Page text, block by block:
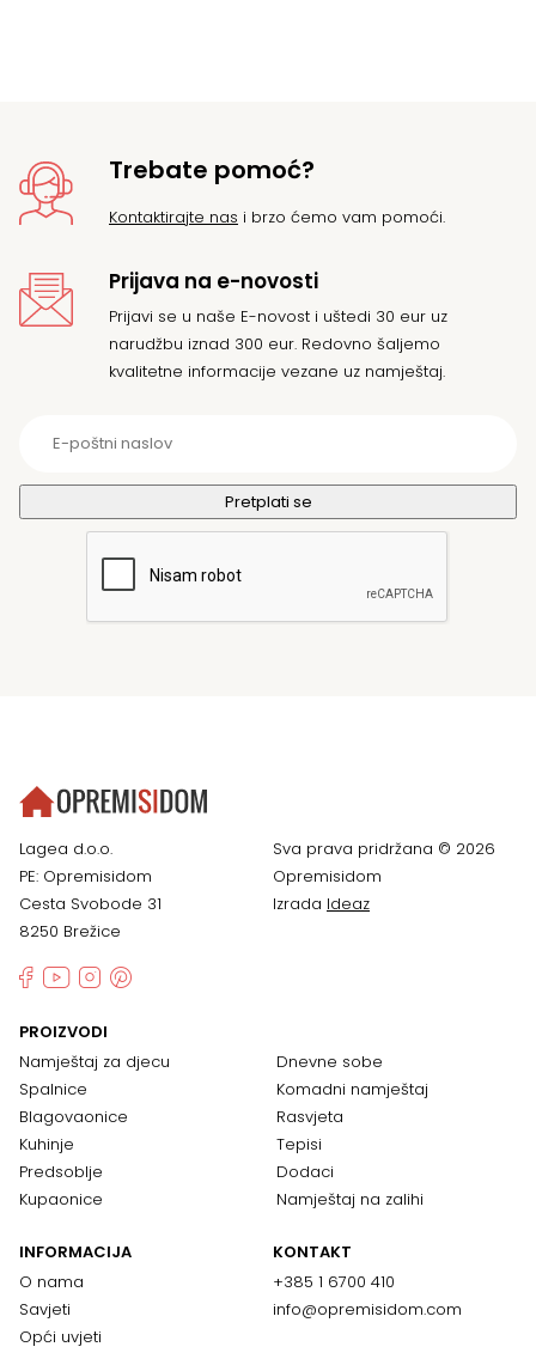
Trebate pomoć?
Kontaktirajte nas i brzo ćemo vam pomoći.
Prijava na e-novosti
Prijavi se u naše E-novost i uštedi 30 eur uz
narudžbu iznad 300 eur. Redovno šaljemo
kvalitetne informacije vezane uz namještaj.
Lagea d.o.o.
PE: Opremisidom
Cesta Svobode 31
8250 Brežice
Sva prava pridržana © 2026
Opremisidom
Izrada Ideaz
PROIZVODI
Namještaj za djecu
Spalnice
Blagovaonice
Kuhinje
Predsoblje
Kupaonice
Dnevne sobe
Komadni namještaj
Rasvjeta
Tepisi
Dodaci
Namještaj na zalihi
INFORMACIJA
O nama
Savjeti
Opći uvjeti
KONTAKT
+385 1 6700 410
info@opremisidom.com